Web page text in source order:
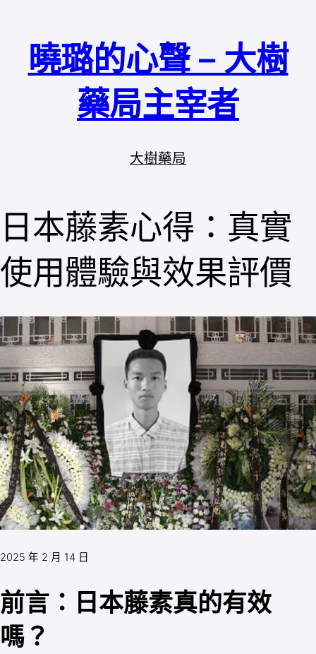
曉璐的心聲 – 大樹
藥局主宰者
大樹藥局
日本藤素心得：真實
使用體驗與效果評價
2025 年 2 月 14 日
前言：日本藤素真的有效
嗎？